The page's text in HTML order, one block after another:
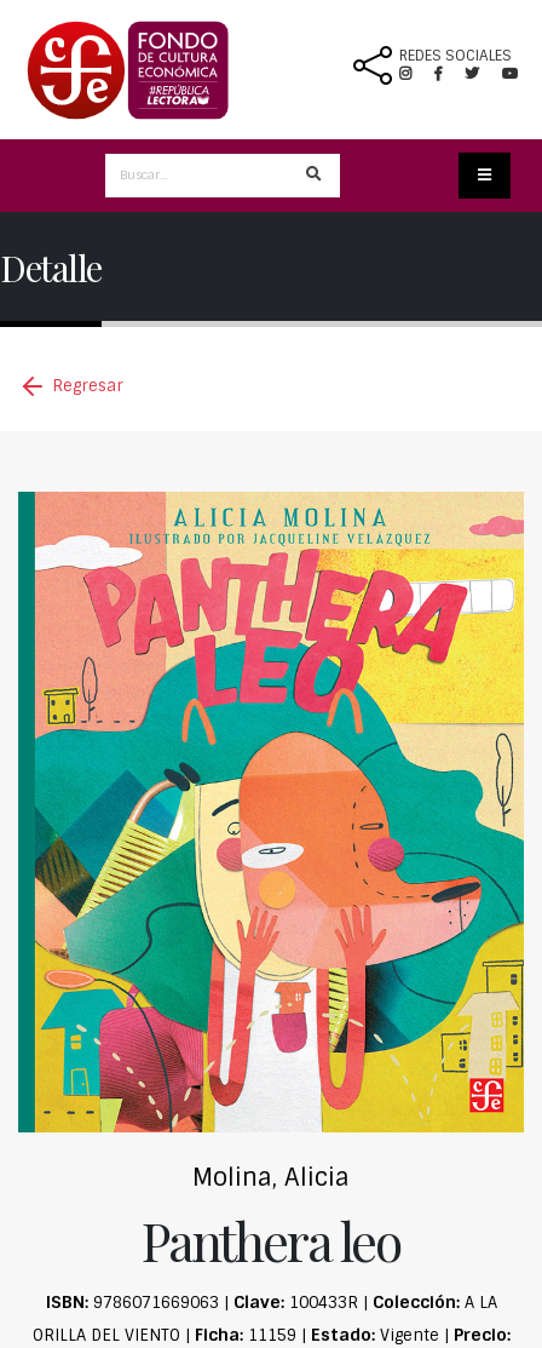
REDES SOCIALES
Detalle
Regresar
Molina, Alicia
Panthera leo
ISBN:9786071669063 | Clave:100433R | Colección:A LA
ORILLA DEL VIENTO | Ficha:11159 | Estado:Vigente | Precio: